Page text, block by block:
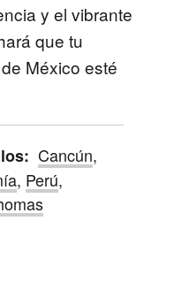
y el vibrante
que tu
México esté
Cancún,
, Perú,